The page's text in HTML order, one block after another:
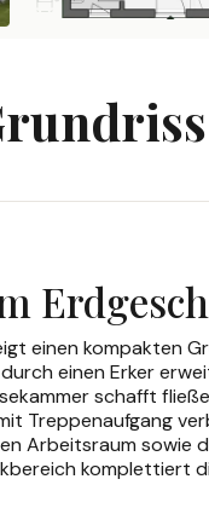
einen kompakten
einen Erker
schafft
Treppenaufgang
Arbeitsraum sowie
komplettiert